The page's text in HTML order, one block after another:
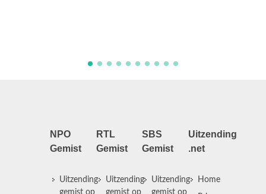
NPO
Gemist
Uitzending
gemist op
RTL
Gemist
Uitzending
gemist op
SBS
Gemist
Uitzending
gemist op
Uitzending
.net
Home